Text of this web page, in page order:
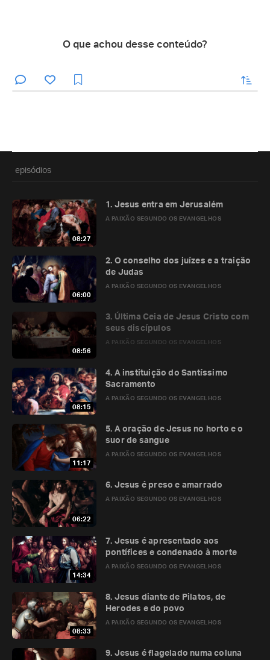
O que achou desse conteúdo?
enviar
episódios
08:27
A PAIXÃO SEGUNDO OS EVANGELHOS
1. Jesus entra em Jerusalém
06:00
A PAIXÃO SEGUNDO OS EVANGELHOS
2. O conselho dos juízes e a traição
de Judas
08:56
A PAIXÃO SEGUNDO OS EVANGELHOS
3. Última Ceia de Jesus Cristo com
seus discípulos
08:15
A PAIXÃO SEGUNDO OS EVANGELHOS
4. A instituição do Santíssimo
Sacramento
11:17
A PAIXÃO SEGUNDO OS EVANGELHOS
5. A oração de Jesus no horto e o
suor de sangue
06:22
A PAIXÃO SEGUNDO OS EVANGELHOS
6. Jesus é preso e amarrado
14:34
A PAIXÃO SEGUNDO OS EVANGELHOS
7. Jesus é apresentado aos
pontífices e condenado à morte
08:33
A PAIXÃO SEGUNDO OS EVANGELHOS
8. Jesus diante de Pilatos, de
Herodes e do povo
9. Jesus é flagelado numa coluna